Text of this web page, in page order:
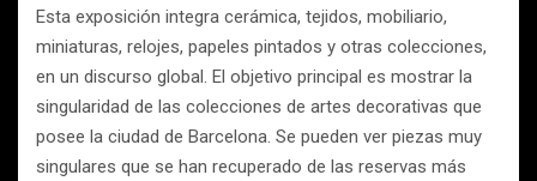
Esta exposición integra cerámica, tejidos, mobiliario,
miniaturas, relojes, papeles pintados y otras colecciones,
en un discurso global. El objetivo principal es mostrar la
singularidad de las colecciones de artes decorativas que
posee la ciudad de Barcelona. Se pueden ver piezas muy
singulares que se han recuperado de las reservas más